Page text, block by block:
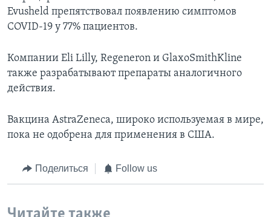
Evusheld препятствовал появлению симптомов
COVID-19 у 77% пациентов.
Компании Eli Lilly, Regeneron и GlaxoSmithKline
также разрабатывают препараты аналогичного
действия.
Вакцина AstraZeneca, широко используемая в мире,
пока не одобрена для применения в США.
Поделиться Follow us